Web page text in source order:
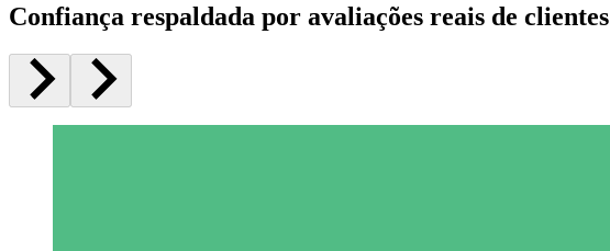
Confiança respaldada por avaliações reais de clientes